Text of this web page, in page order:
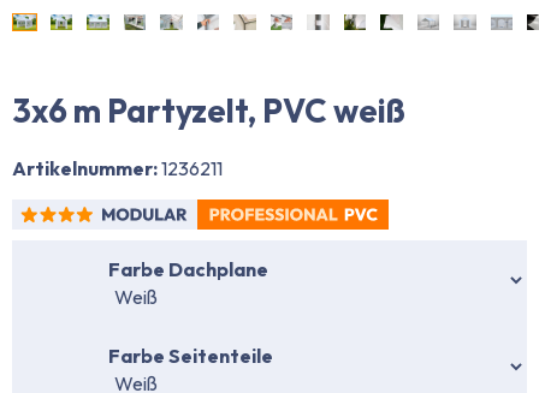
3x6 m Partyzelt, PVC weiß
Artikelnummer:1236211
Farbe Dachplane
Farbe Seitenteile